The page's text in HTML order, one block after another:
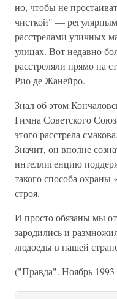
но, чтобы не
чисткой" —
расстрелами уличных
улицах. Вот недавно
расстреляли прямо на
Рио де Жанейро.
Знал об этом
Гимна Советского
этого расстрела
Значит, он вполне
интеллигенцию
такого способа охраны
строя.
И просто обязаны мы
зародились и
людоеды в нашей
("Пpавда". Ноябрь 1993